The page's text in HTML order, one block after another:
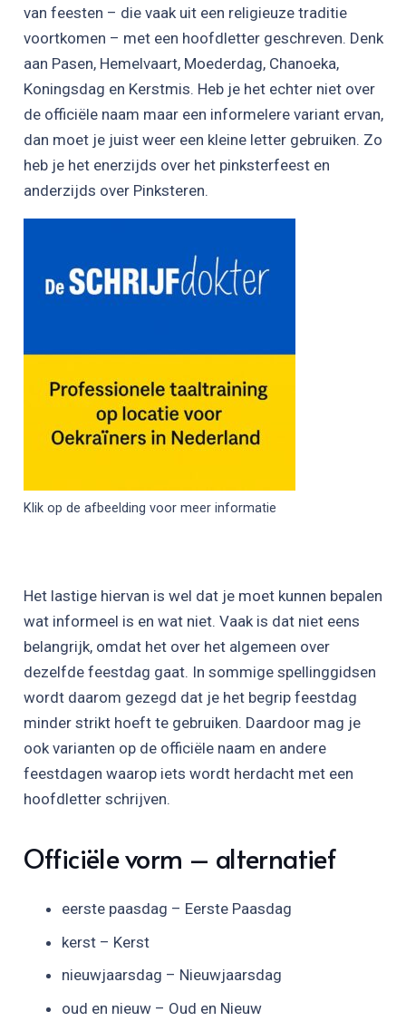
van feesten – die vaak uit een religieuze traditie
voortkomen – met een hoofdletter geschreven. Denk
aan Pasen, Hemelvaart, Moederdag, Chanoeka,
Koningsdag en Kerstmis. Heb je het echter niet over
de officiële naam maar een informelere variant ervan,
dan moet je juist weer een kleine letter gebruiken. Zo
heb je het enerzijds over het pinksterfeest en
anderzijds over Pinksteren.
Klik op de afbeelding voor meer informatie
Het lastige hiervan is wel dat je moet kunnen bepalen
wat informeel is en wat niet. Vaak is dat niet eens
belangrijk, omdat het over het algemeen over
dezelfde feestdag gaat. In sommige spellinggidsen
wordt daarom gezegd dat je het begrip feestdag
minder strikt hoeft te gebruiken. Daardoor mag je
ook varianten op de officiële naam en andere
feestdagen waarop iets wordt herdacht met een
hoofdletter schrijven.
Officiële vorm – alternatief
eerste paasdag – Eerste Paasdag
kerst – Kerst
nieuwjaarsdag – Nieuwjaarsdag
oud en nieuw – Oud en Nieuw